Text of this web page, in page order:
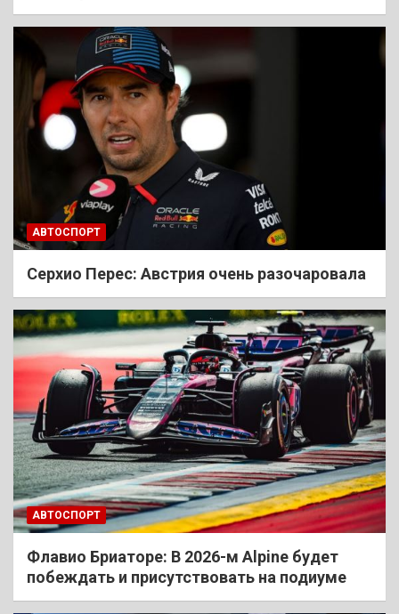
АВТОСПОРТ
Cерхио Перес: Австрия очень разочаровала
АВТОСПОРТ
Флавио Бриаторе: В 2026-м Alpine будет
побеждать и присутствовать на подиуме